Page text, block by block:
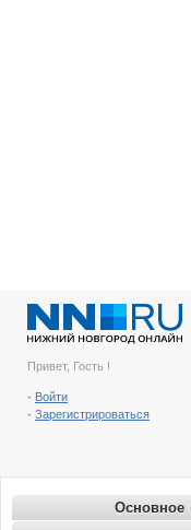
Привет, Гость !
- Войти
- Зарегистрироваться
Основное